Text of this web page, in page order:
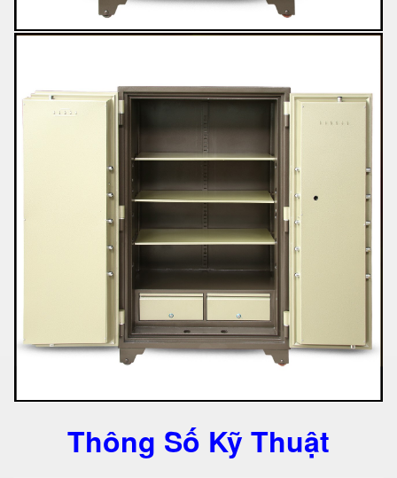
Thông Số Kỹ Thuật